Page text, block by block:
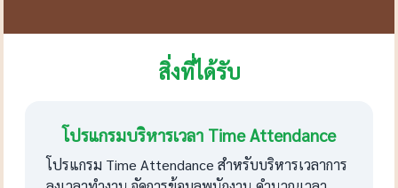
สิ่งที่ได้รับ
โปรแกรมบริหารเวลา Time Attendance
โปรแกรม Time Attendance สำหรับบริหารเวลาการ